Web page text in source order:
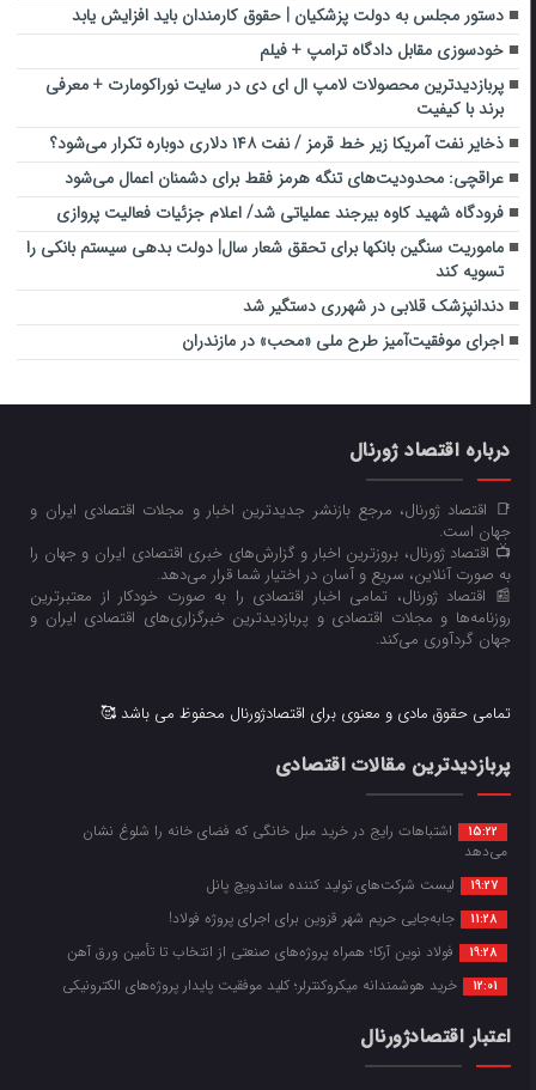
دستور مجلس به دولت پزشکیان | حقوق کارمندان باید افزایش یابد
خودسوزی مقابل دادگاه ترامپ + فیلم
پربازدیدترین محصولات لامپ ال ای دی در سایت نوراکومارت + معرفی
برند با کیفیت
ذخایر نفت آمریکا زیر خط قرمز / نفت ۱۴۸ دلاری دوباره تکرار می‌شود؟
عراقچی: محدودیت‌های تنگه هرمز فقط برای دشمنان اعمال می‌شود
فرودگاه شهید کاوه بیرجند عملیاتی شد/ اعلام جزئیات فعالیت پروازی
ماموریت سنگین بانکها برای تحقق شعار سال| دولت بدهی سیستم بانکی را
تسویه کند
دندانپزشک قلابی در شهرری دستگیر شد
اجرای موفقیت‌آمیز طرح ملی «محب» در مازندران
درباره اقتصاد ژورنال
📑 اقتصاد ژورنال، مرجع بازنشر جدیدترین اخبار و مجلات اقتصادی ایران و
جهان است.
📺 اقتصاد ژورنال، بروزترین اخبار و گزارش‌های خبری اقتصادی ایران و جهان را
به صورت آنلاین، سریع و آسان در اختیار شما قرار می‌‌دهد.
📰 اقتصاد ژورنال، تمامی اخبار اقتصادی را به صورت خودکار از معتبرترین
روزنامه‌ها و مجلات اقتصادی و پربازدیدترین خبرگزاری‌های اقتصادی ایران و
جهان گردآوری می‌کند.
تمامی حقوق مادی و معنوی برای اقتصادژورنال محفوظ می باشد 🥰
پربازدیدترین مقالات اقتصادی
15:22
اشتباهات رایج در خرید مبل خانگی که فضای خانه را شلوغ نشان
می‌دهد
19:27 لیست شرکت‌های تولید کننده ساندویچ پانل
11:28 جابه‌جایی حریم شهر قزوین برای اجرای پروژه فولاد!
19:28 فولاد نوین آرکا؛ همراه پروژه‌های صنعتی از انتخاب تا تأمین ورق آهن
12:01 خرید هوشمندانه میکروکنترلر؛ کلید موفقیت پایدار پروژه‌های الکترونیکی
اعتبار اقتصادژورنال